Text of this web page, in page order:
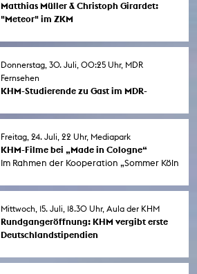
Farah Wind und den KHM-Absolventen
Mehmet Akif Büyükatalay vergeben.
Matthias Müller & Christoph Girardet:
"Meteor" im ZKM
Donnerstag, 30. Juli, 00:25 Uhr, MDR
Fernsehen
KHM-Studierende zu Gast im MDR-
Die KHM-Studierenden Finn Ole Weigt und
„Urlaubsversuche“ im MDR-
Kurzfilmmagazin „unicato“ zu Gast.
Außerdem ist KHM-Absolvent Florian Kunert
Freitag, 24. Juli, 22 Uhr, Mediapark
KHM-Filme bei „Made in Cologne“
Im Rahmen der Kooperation „Sommer Köln
Köln laufen vier Filme mit KHM-Bezug beim
Mittwoch, 15. Juli, 18.30 Uhr, Aula der KHM
Rundgangeröffnung: KHM vergibt erste
Deutschlandstipendien
wurden bei der feierlichen Eröffnung des